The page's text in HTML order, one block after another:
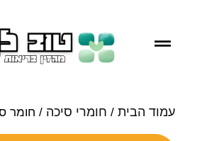
עמוד הבית/ חומרי סיכה / חומר